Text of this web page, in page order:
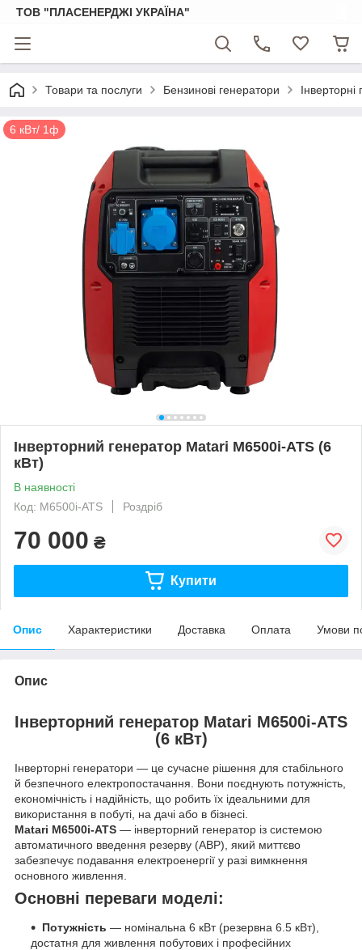
ТОВ "ПЛАСЕНЕРДЖІ УКРАЇНА"
Товари та послуги Бензинові генератори
6 кВт/ 1ф
Інверторний генератор Matari M6500i-ATS (6
кВт)
В наявності
Код: M6500i-ATS
Роздріб
70 000 ₴
Купити
Опис Характеристики Доставка Оплата Умови
Опис
Інверторний генератор Matari M6500i-ATS
(6 кВт)
Інверторні генератори — це сучасне рішення для стабільного
й безпечного електропостачання. Вони поєднують потужність,
економічність і надійність, що робить їх ідеальними для
використання в побуті, на дачі або в бізнесі.
Matari M6500i-ATS — інверторний генератор із системою
автоматичного введення резерву (АВР), який миттєво
забезпечує подавання електроенергії у разі вимкнення
основного живлення.
Основні переваги моделі:
Потужність — номінальна 6 кВт (резервна 6.5 кВт),
достатня для живлення побутових і професійних